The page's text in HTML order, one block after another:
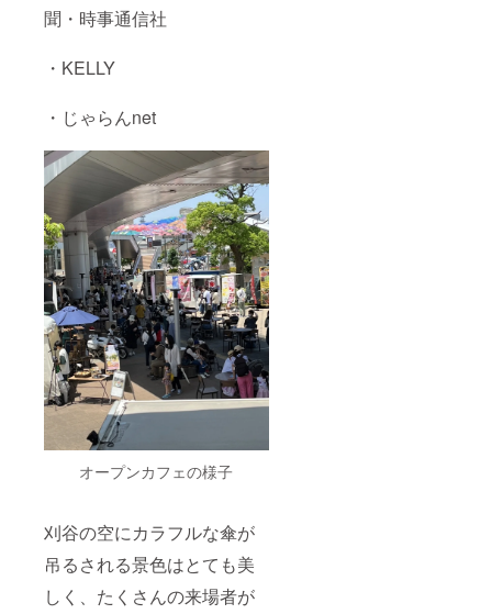
聞・時事通信社
・KELLY
・じゃらんnet
オープンカフェの様子
刈谷の空にカラフルな傘が
吊るされる景色はとても美
しく、たくさんの来場者が